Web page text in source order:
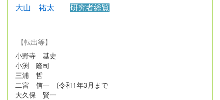
大山 祐太 研究者総覧
【転出等】
小野寺 基史
小渕 隆司
三浦 哲
二宮 信一 (令和1年3月まで
大久保 賢一